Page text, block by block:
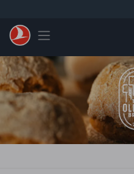
Toggle navigation